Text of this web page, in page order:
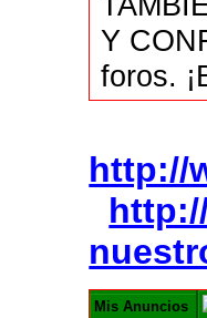
Y
foros.
http://
Mis Anuncios